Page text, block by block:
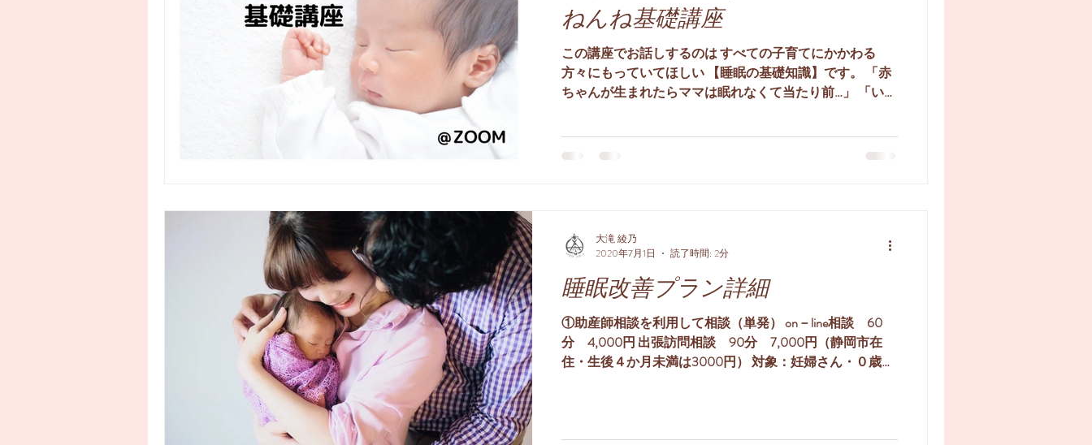
ねんね基礎講座
この講座でお話しするのは すべての子育てにかかわる
方々にもっていてほしい 【睡眠の基礎知識】です。 「赤
ちゃんが生まれたらママは眠れなくて当たり前…」 「いつ
睡眠改善プラン詳細
①助産師相談を利用して相談（単発） on－line相談 60
分 4,000円 出張訪問相談 90分 7,000円（静岡市在
住・生後４か月未満は3000円） 対象：妊婦さん・０歳～
大滝 綾乃
2020年7月1日
読了時間: 2分